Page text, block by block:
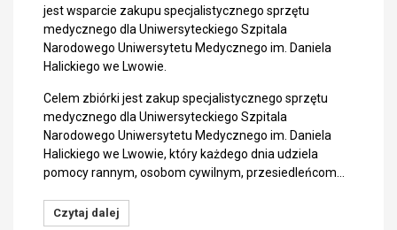
jest wsparcie zakupu specjalistycznego sprzętu
medycznego dla Uniwersyteckiego Szpitala
Narodowego Uniwersytetu Medycznego im. Daniela
Halickiego we Lwowie.
Celem zbiórki jest zakup specjalistycznego sprzętu
medycznego dla Uniwersyteckiego Szpitala
Narodowego Uniwersytetu Medycznego im. Daniela
Halickiego we Lwowie, który każdego dnia udziela
pomocy rannym, osobom cywilnym, przesiedleńcom…
Czytaj dalej